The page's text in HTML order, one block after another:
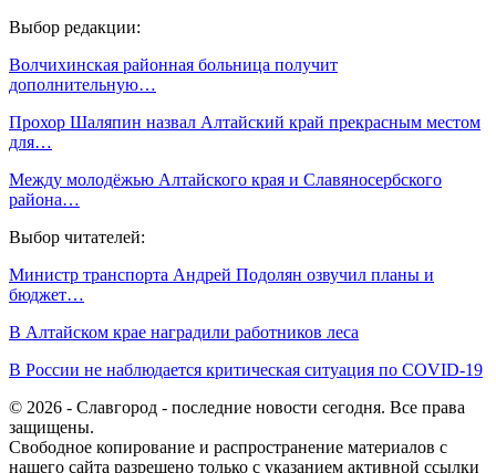
Выбор редакции:
Волчихинская районная больница получит
дополнительную…
Прохор Шаляпин назвал Алтайский край прекрасным местом
для…
Между молодёжью Алтайского края и Славяносербского
района…
Выбор читателей:
Министр транспорта Андрей Подолян озвучил планы и
бюджет…
В Алтайском крае наградили работников леса
В России не наблюдается критическая ситуация по COVID-19
© 2026 - Славгород - последние новости сегодня. Все права
защищены.
Свободное копирование и распространение материалов с
нашего сайта разрешено только с указанием активной ссылки